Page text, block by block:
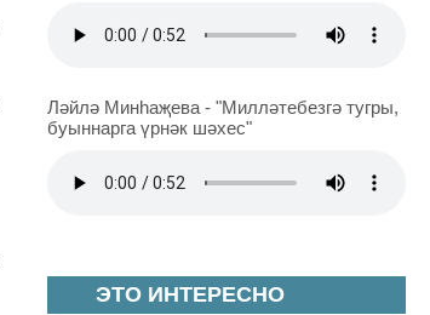
ЭТО ИНТЕРЕСНО
Ләйлә Минһаҗева - "Милләтебезгә тугры,
буыннарга үрнәк шәхес"